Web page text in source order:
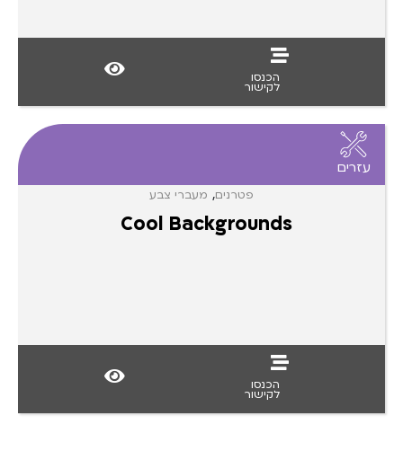
הכנסו
לקישור
עזרים
פטרנים, מעברי צבע
Cool Backgrounds
הכנסו
לקישור